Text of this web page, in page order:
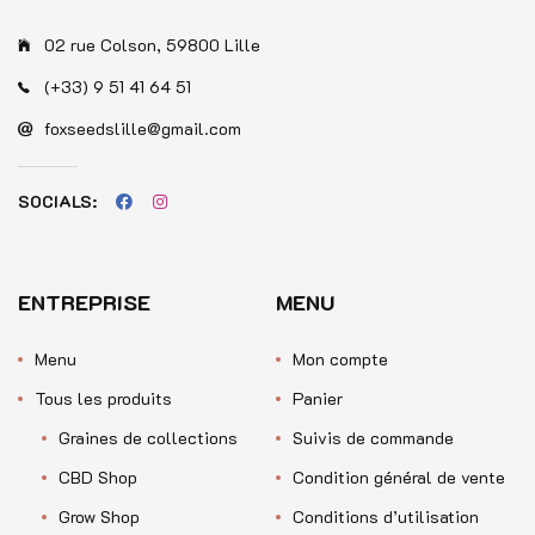
02 rue Colson, 59800 Lille
(+33) 9 51 41 64 51
foxseedslille@gmail.com
SOCIALS:
ENTREPRISE
Menu
Tous les produits
Graines de collections
CBD Shop
Grow Shop
MENU
Mon compte
Panier
Suivis de commande
Condition général de vente
Conditions d’utilisation